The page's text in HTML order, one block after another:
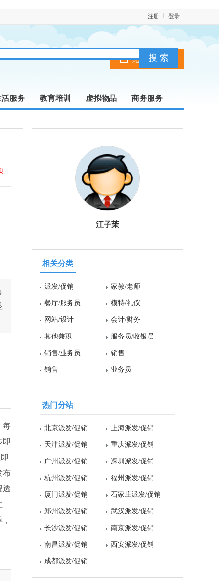
登录
注册
免费发布信息
活服务 教育培训 虚拟物品 商务服务
每
即
布
透
江子茉
相关分类
派发/促销 家教/老师
餐厅/服务员 模特/礼仪
网站/设计 会计/财务
其他兼职 服务员/收银员
销售/业务员 销售
销售 业务员
热门分站
北京派发/促销 上海派发/促销
天津派发/促销 重庆派发/促销
广州派发/促销 深圳派发/促销
杭州派发/促销 福州派发/促销
厦门派发/促销 石家庄派发/促销
郑州派发/促销 武汉派发/促销
长沙派发/促销 南京派发/促销
南昌派发/促销 西安派发/促销
成都派发/促销